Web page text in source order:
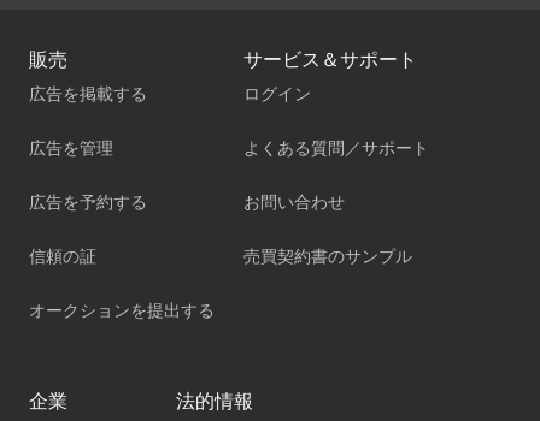
販売
広告を掲載する
広告を管理
広告を予約する
信頼の証
オークションを提出する
サービス＆サポート
ログイン
よくある質問／サポート
お問い合わせ
売買契約書のサンプル
企業 法的情報